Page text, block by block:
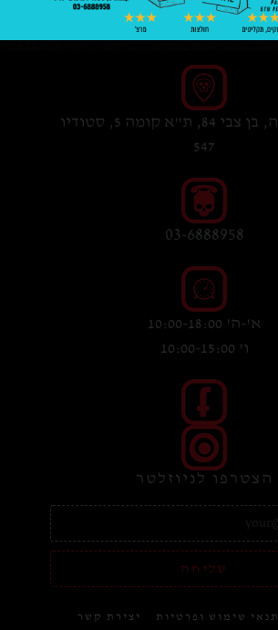
בניין פנורמה, בן צבי 84, ת"א קומה 5, סטודיו
547
03-6888958
א'-ה' 10:00-18:00
ו' 10:00-15:00
הצטרפו לניוזלטר
שליחה
תנאי שימוש ופרטיות יצירת קשר